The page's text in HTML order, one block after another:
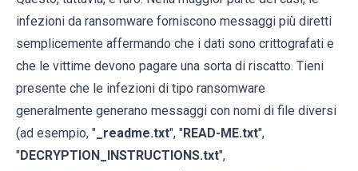
infezioni da ransomware forniscono messaggi più diretti
semplicemente affermando che i dati sono crittografati e
che le vittime devono pagare una sorta di riscatto. Tieni
presente che le infezioni di tipo ransomware
generalmente generano messaggi con nomi di file diversi
(ad esempio, " _readme.txt", "READ-ME.txt",
"DECRYPTION_INSTRUCTIONS.txt",